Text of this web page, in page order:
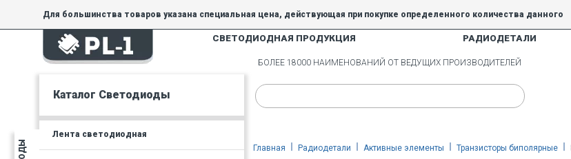
Для большинства товаров указана специальная цена, действующая при покупке определенного количества данного
товара.
На товары, купленные по специальной цене, общие скидки 5% и 10% не действуют.
СВЕТОДИОДНАЯ ПРОДУКЦИЯ РАДИОДЕТАЛИ
Каталог Светодиоды
Лента светодиодная
БОЛЕЕ 18000 НАИМЕНОВАНИЙ ОТ ВЕДУЩИХ ПРОИЗВОДИТЕЛЕЙ
Главная Радиодетали Активные элементы Транзисторы биполярные